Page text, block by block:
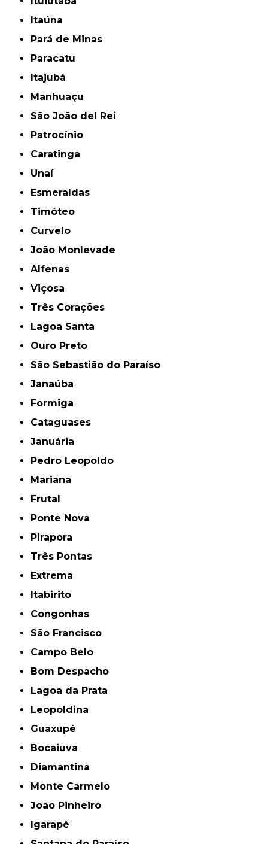
Itaúna
Pará de Minas
Paracatu
Itajubá
Manhuaçu
São João del Rei
Patrocínio
Caratinga
Unaí
Esmeraldas
Timóteo
Curvelo
João Monlevade
Alfenas
Viçosa
Três Corações
Lagoa Santa
Ouro Preto
São Sebastião do Paraíso
Janaúba
Formiga
Cataguases
Januária
Pedro Leopoldo
Mariana
Frutal
Ponte Nova
Pirapora
Três Pontas
Extrema
Itabirito
Congonhas
São Francisco
Campo Belo
Bom Despacho
Lagoa da Prata
Leopoldina
Guaxupé
Bocaiuva
Diamantina
Monte Carmelo
João Pinheiro
Igarapé